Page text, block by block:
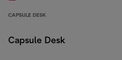
CAPSULE DESK
Capsule Desk